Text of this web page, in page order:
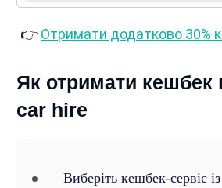
👉 Отримати додатково 30%
Як отримати кешбек
car hire
Виберіть кешбек-сервіс